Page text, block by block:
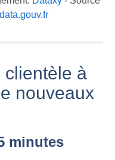
data.gouv.fr
clientèle à
nouveaux
minutes